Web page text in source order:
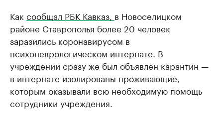
Как сообщал РБК Кавказ, в Новоселицком
районе Ставрополья более 20 человек
заразились коронавирусом в
психоневрологическом интернате. В
учреждении сразу же был объявлен карантин —
в интернате изолированы проживающие,
которым оказывали всю необходимую помощь
сотрудники учреждения.